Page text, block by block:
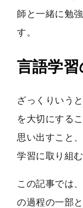
師と一緒に勉
す。
言語学
ざっくりいう
を大切にする
思い出すこと
学習に取り組
この記事では
の過程の一部